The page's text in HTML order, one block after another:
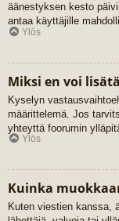
äänestyksen kesto
antaa käyttäjille
Ylös
Miksi en voi
Kyselyn
määrittelemä. Jos
yhteyttä foorumin
Ylös
Kuinka
Kuten viestien kanssa,